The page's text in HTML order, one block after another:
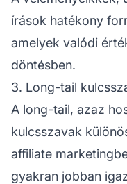
írások hatékony
amelyek valódi
döntésben.
3. Long-tail
A long-tail, azaz
kulcsszavak
affiliate
gyakran jobban